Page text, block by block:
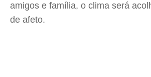
amigos e família, o clima será
de afeto.